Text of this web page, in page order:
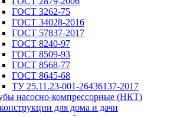
ГОСТ 3262-75
ГОСТ 34028-2016
ГОСТ 57837-2017
ГОСТ 8240-97
ГОСТ 8509-93
ГОСТ 8568-77
ГОСТ 8645-68
ТУ 25.11.23-001-26436137-2017
насосно-компрессорные (НКТ)
для дома и дачи